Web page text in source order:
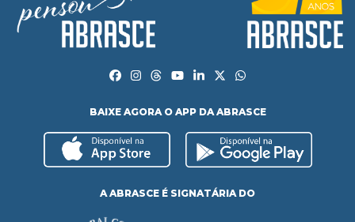
BAIXE AGORA O APP DA ABRASCE
A ABRASCE É SIGNATÁRIA DO